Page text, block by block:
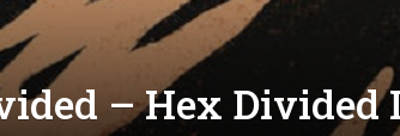
– Hex Divided I